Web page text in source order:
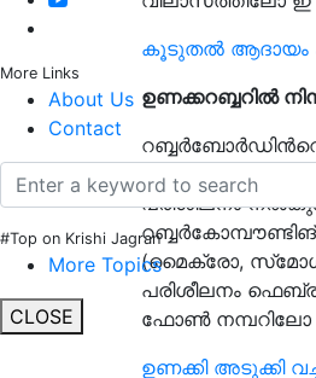
More Links
About Us
Contact
#Top on Krishi Jagran
More Topics
CLOSE
കൂടുതൽ ആദായം
ഉണക്കറബ്ബറില്‍
റബ്ബര്‍ബോര്‍ഡിൻറെ
(എന്‍.ഐ.ആര്‍.ടി.)
പരിശീലനം
(മൈക്രോ,
പരിശീലനം
ഫോണ്‍ നമ്പറിലോ
ഉണക്കി അടുക്കി